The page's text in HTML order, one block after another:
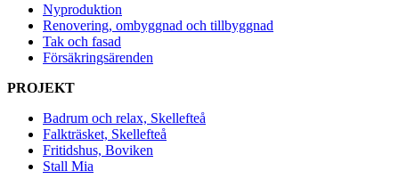
Nyproduktion
Renovering, ombyggnad och tillbyggnad
Tak och fasad
Försäkringsärenden
PROJEKT
Badrum och relax, Skellefteå
Falkträsket, Skellefteå
Fritidshus, Boviken
Stall Mia